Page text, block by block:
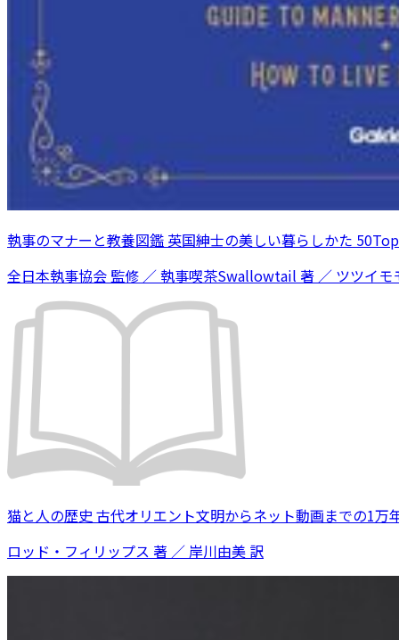
執事のマナーと教養図鑑 英国紳士の美しい暮らしかた
全日本執事協会 監修 ／ 執事喫茶Swallowtail 著 ／ ツツイ
猫と人の歴史 古代オリエント文明からネット動画までの1万
ロッド・フィリップス 著 ／ 岸川由美 訳